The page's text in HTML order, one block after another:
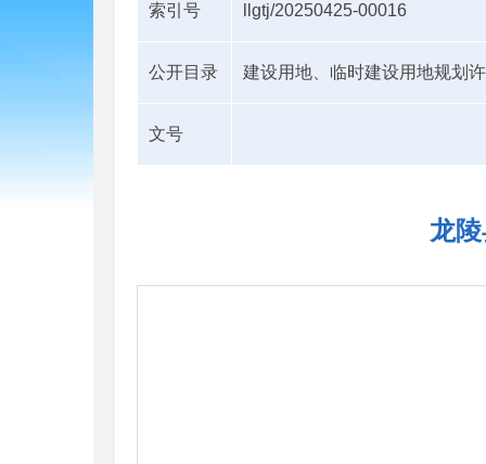
索引号 llgtj/20250425-00016
公开目录 建设用地、临时建设用地规划
文号
龙